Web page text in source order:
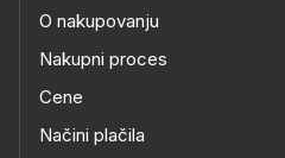
O nakupovanju
Nakupni proces
Cene
Načini plačila